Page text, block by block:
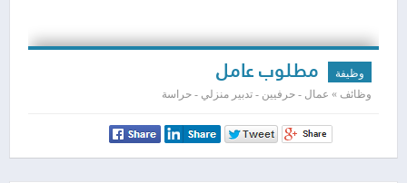
وظيفة مطلوب عامل
وظائف » عمال - حرفيين - تدبير منزلي - حراسة